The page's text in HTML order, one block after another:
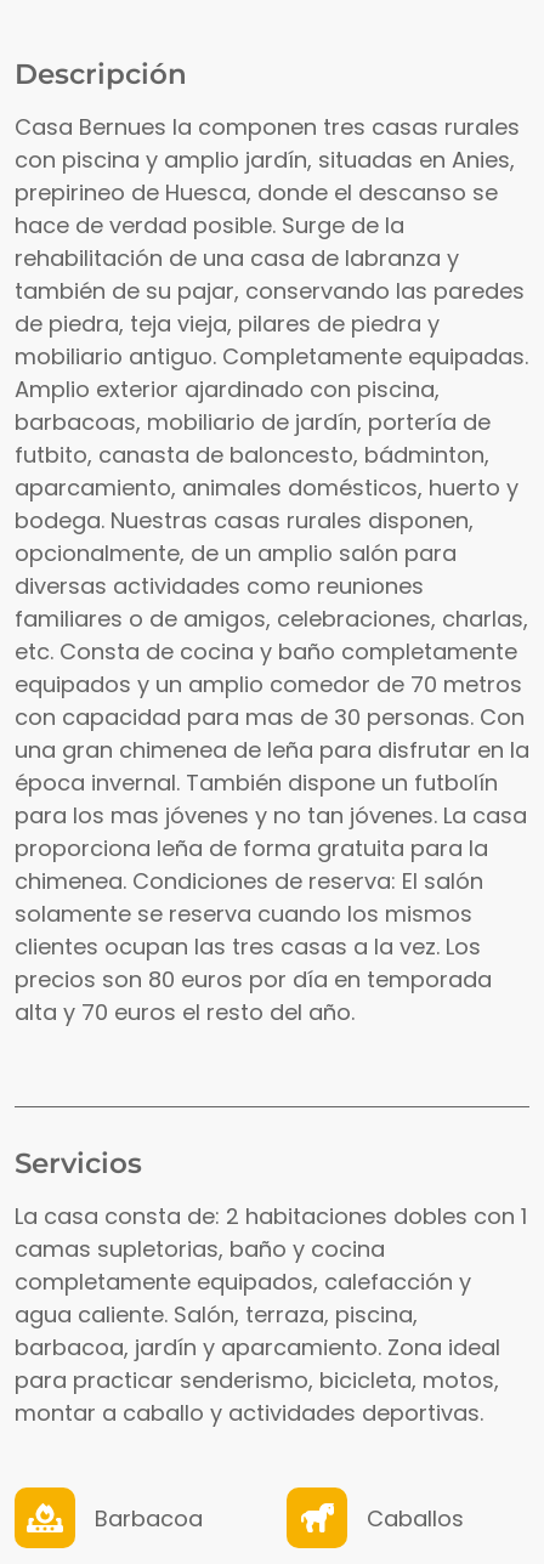
Descripción
Casa Bernues la componen tres casas rurales
con piscina y amplio jardín, situadas en Anies,
prepirineo de Huesca, donde el descanso se
hace de verdad posible. Surge de la
rehabilitación de una casa de labranza y
también de su pajar, conservando las paredes
de piedra, teja vieja, pilares de piedra y
mobiliario antiguo. Completamente equipadas.
Amplio exterior ajardinado con piscina,
barbacoas, mobiliario de jardín, portería de
futbito, canasta de baloncesto, bádminton,
aparcamiento, animales domésticos, huerto y
bodega. Nuestras casas rurales disponen,
opcionalmente, de un amplio salón para
diversas actividades como reuniones
familiares o de amigos, celebraciones, charlas,
etc. Consta de cocina y baño completamente
equipados y un amplio comedor de 70 metros
con capacidad para mas de 30 personas. Con
una gran chimenea de leña para disfrutar en la
época invernal. También dispone un futbolín
para los mas jóvenes y no tan jóvenes. La casa
proporciona leña de forma gratuita para la
chimenea. Condiciones de reserva: El salón
solamente se reserva cuando los mismos
clientes ocupan las tres casas a la vez. Los
precios son 80 euros por día en temporada
alta y 70 euros el resto del año.
Servicios
La casa consta de: 2 habitaciones dobles con 1
camas supletorias, baño y cocina
completamente equipados, calefacción y
agua caliente. Salón, terraza, piscina,
barbacoa, jardín y aparcamiento. Zona ideal
para practicar senderismo, bicicleta, motos,
montar a caballo y actividades deportivas.
Barbacoa Caballos